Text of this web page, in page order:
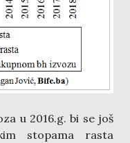
u 2016.g. bi se još
stopama rasta